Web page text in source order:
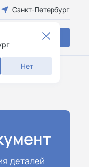
Санкт-Петербург
Нет
Заказать звонок
деталей